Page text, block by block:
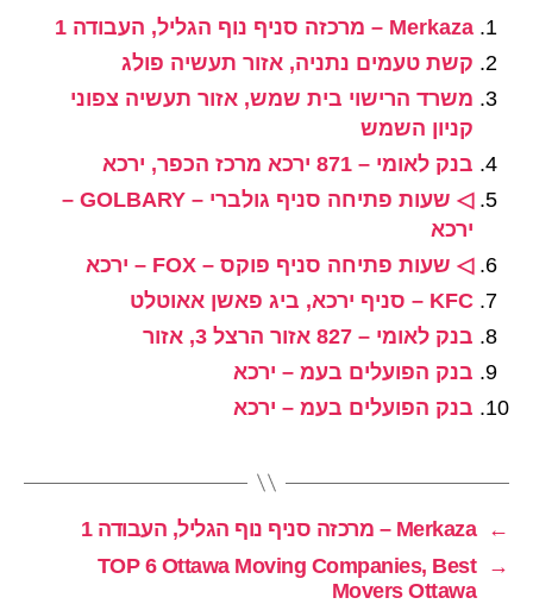
Merkaza – מרכזה סניף נוף הגליל, העבודה 1
קשת טעמים נתניה, אזור תעשיה פולג
משרד הרישוי בית שמש, אזור תעשיה צפוני
קניון השמש
בנק לאומי – 871 ירכא מרכז הכפר, ירכא
◁ שעות פתיחה סניף גולברי – GOLBARY –
ירכא
◁ שעות פתיחה סניף פוקס – FOX – ירכא
KFC – סניף ירכא, ביג פאשן אאוטלט
בנק לאומי – 827 אזור הרצל 3, אזור
בנק הפועלים בעמ – ירכא
בנק הפועלים בעמ – ירכא
←
Merkaza – מרכזה סניף נוף הגליל, העבודה 1
→
TOP 6 Ottawa Moving Companies, Best
Movers Ottawa